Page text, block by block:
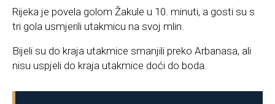
Rijeka je povela golom Žakule u 10. minuti, a gosti su s
tri gola usmjerili utakmicu na svoj mlin.
Bijeli su do kraja utakmice smanjili preko Arbanasa, ali
nisu uspjeli do kraja utakmice doći do boda.